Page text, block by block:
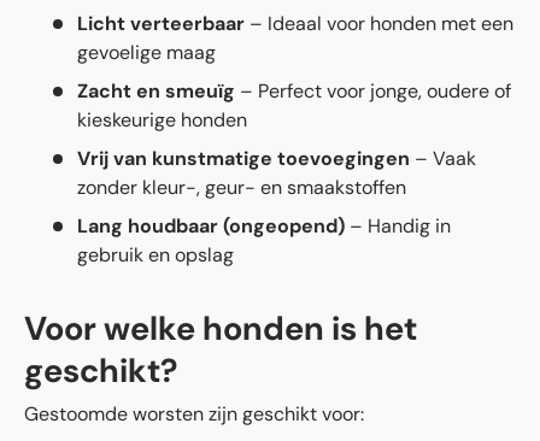
Licht verteerbaar – Ideaal voor honden met een
gevoelige maag
Zacht en smeuïg – Perfect voor jonge, oudere of
kieskeurige honden
Vrij van kunstmatige toevoegingen – Vaak
zonder kleur-, geur- en smaakstoffen
Lang houdbaar (ongeopend) – Handig in
gebruik en opslag
Voor welke honden is het
geschikt?
Gestoomde worsten zijn geschikt voor: